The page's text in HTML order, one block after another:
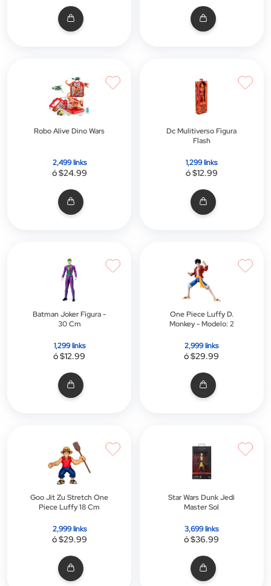
Robo Alive Dino Wars
2,499 links
ó $24.99
Dc Mulitiverso Figura
Flash
1,299 links
ó $12.99
Batman Joker Figura -
30 Cm
1,299 links
ó $12.99
One Piece Luffy D.
Monkey - Modelo: 2
2,999 links
ó $29.99
Goo Jit Zu Stretch One
Piece Luffy 18 Cm
2,999 links
ó $29.99
Star Wars Dunk Jedi
Master Sol
3,699 links
ó $36.99